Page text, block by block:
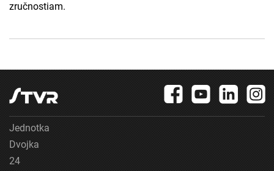
zručnostiam.
Jednotka
Dvojka
24